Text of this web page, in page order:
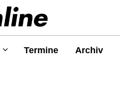
Termine Archiv